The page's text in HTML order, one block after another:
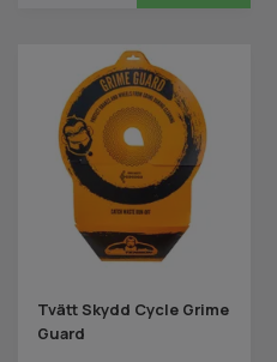
Tvätt Skydd Cycle Grime
Guard